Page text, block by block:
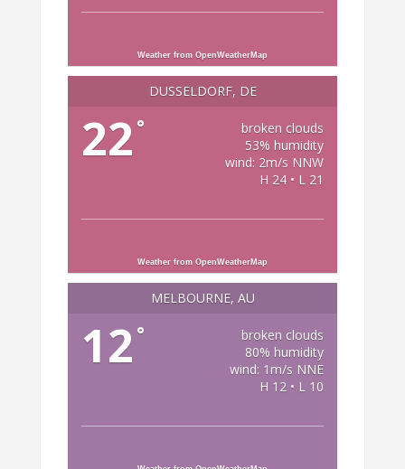
Weather from OpenWeatherMap
DÜSSELDORF, DE
22 °
broken clouds
53% humidity
wind: 2m/s NNW
H 24 • L 21
Weather from OpenWeatherMap
MELBOURNE, AU
12 °
broken clouds
80% humidity
wind: 1m/s NNE
H 12 • L 10